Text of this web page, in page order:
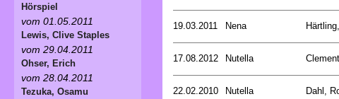
19.03.2011 Nena
17.08.2012 Nutella
22.02.2010 Nutella Dahl,
Hörspiel
vom 01.05.2011
Lewis, Clive Staples
vom 29.04.2011
Ohser, Erich
vom 28.04.2011
Tezuka, Osamu